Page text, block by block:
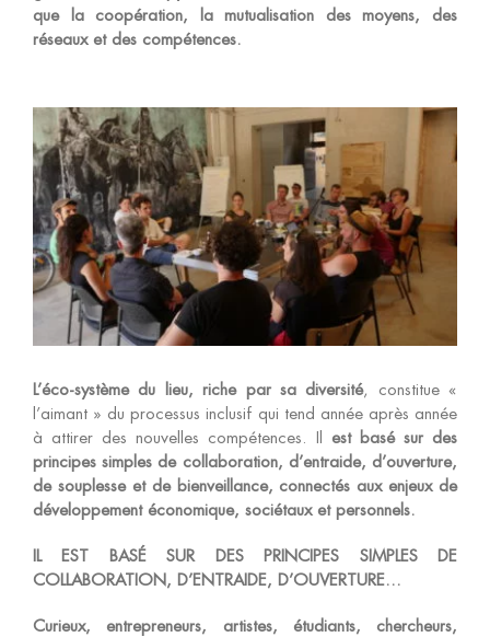
que la coopération, la mutualisation des moyens, des
réseaux et des compétences.
L’éco-système du lieu, riche par sa diversité, constitue «
l’aimant » du processus inclusif qui tend année après année
à attirer des nouvelles compétences. Il est basé sur des
principes simples de collaboration, d’entraide, d’ouverture,
de souplesse et de bienveillance, connectés aux enjeux de
développement économique, sociétaux et personnels.
IL EST BASÉ SUR DES PRINCIPES SIMPLES DE
COLLABORATION, D’ENTRAIDE, D’OUVERTURE…
Curieux, entrepreneurs, artistes, étudiants, chercheurs,